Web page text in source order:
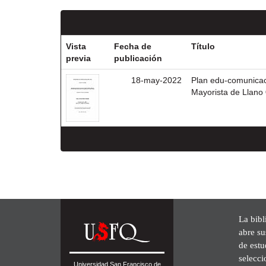
Vista
previa
Fecha de
publicación
Título
18-may-2022
Plan edu-
Mayorista de
Universidad San Francisco de
La
abre
de